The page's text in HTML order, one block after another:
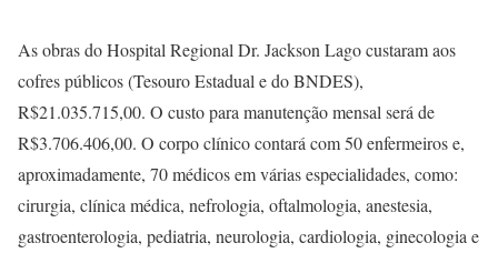
As obras do Hospital Regional Dr. Jackson Lago custaram aos
cofres públicos (Tesouro Estadual e do BNDES),
R$21.035.715,00. O custo para manutenção mensal será de
R$3.706.406,00. O corpo clínico contará com 50 enfermeiros e,
aproximadamente, 70 médicos em várias especialidades, como:
cirurgia, clínica médica, nefrologia, oftalmologia, anestesia,
gastroenterologia, pediatria, neurologia, cardiologia, ginecologia e